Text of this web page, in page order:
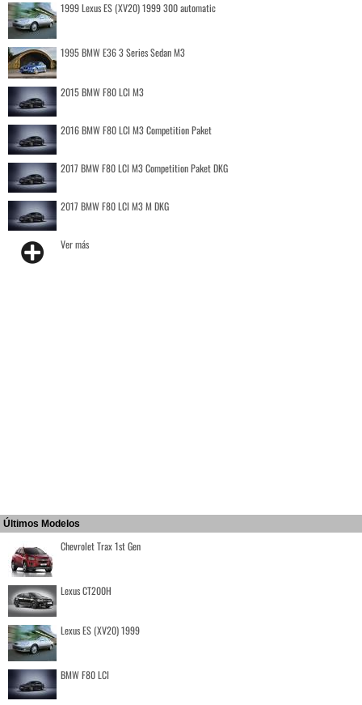
1999 Lexus ES (XV20) 1999 300 automatic
1995 BMW E36 3 Series Sedan M3
2015 BMW F80 LCI M3
2016 BMW F80 LCI M3 Competition Paket
2017 BMW F80 LCI M3 Competition Paket DKG
2017 BMW F80 LCI M3 M DKG
Ver más
Últimos Modelos
Chevrolet Trax 1st Gen
Lexus CT200H
Lexus ES (XV20) 1999
BMW F80 LCI